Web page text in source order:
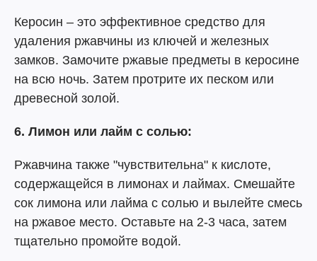
Керосин – это эффективное средство для
удаления ржавчины из ключей и железных
замков. Замочите ржавые предметы в керосине
на всю ночь. Затем протрите их песком или
древесной золой.
6. Лимон или лайм с солью:
Ржавчина также "чувствительна" к кислоте,
содержащейся в лимонах и лаймах. Смешайте
сок лимона или лайма с солью и вылейте смесь
на ржавое место. Оставьте на 2-3 часа, затем
тщательно промойте водой.